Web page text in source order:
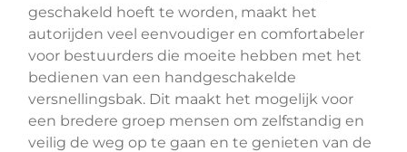
geschakeld hoeft te worden, maakt het
autorijden veel eenvoudiger en comfortabeler
voor bestuurders die moeite hebben met het
bedienen van een handgeschakelde
versnellingsbak. Dit maakt het mogelijk voor
een bredere groep mensen om zelfstandig en
veilig de weg op te gaan en te genieten van de